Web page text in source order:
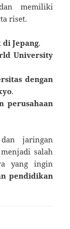
memiliki
riset.
Jepang.
University
dengan
.
perusahaan
jaringan
salah
yang ingin
pendidikan